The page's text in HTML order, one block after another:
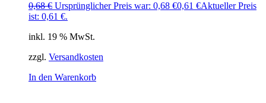
0,68€ Ursprünglicher Preis war: 0,68 €0,61 €Aktueller Preis
ist: 0,61 €.
inkl. 19 % MwSt.
zzgl. Versandkosten
In den Warenkorb